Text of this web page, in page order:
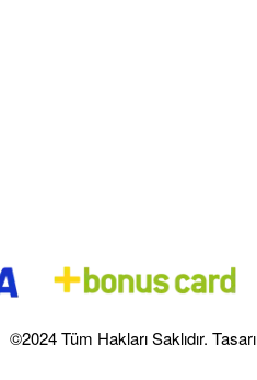
©2024 Tüm Hakları Saklıdır.